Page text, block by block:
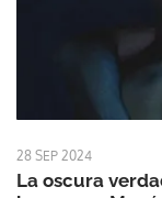
28 SEP 2024
La oscura